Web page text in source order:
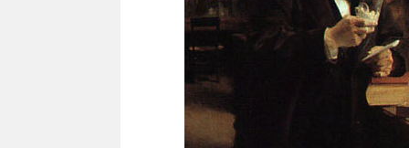
ποσότητες. [.] Ολόκληρη η
παραγωγή όσο και στις εξαγωγές.